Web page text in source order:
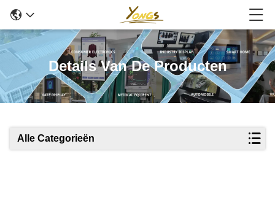
Details Van De Producten
Alle Categorieën